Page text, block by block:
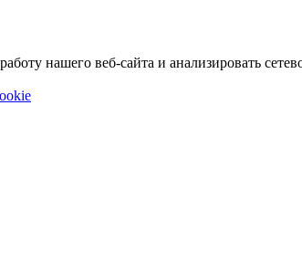
нашего веб-сайта и анализировать